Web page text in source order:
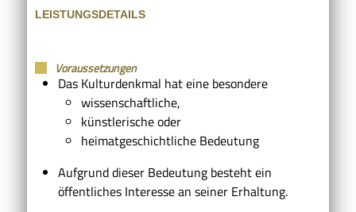
LEISTUNGSDETAILS
Voraussetzungen
Das Kulturdenkmal hat eine besondere
wissenschaftliche,
künstlerische oder
heimatgeschichtliche Bedeutung
Aufgrund dieser Bedeutung besteht ein
öffentliches Interesse an seiner Erhaltung.